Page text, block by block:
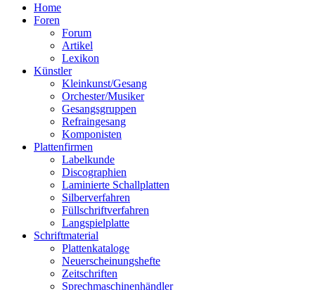
Home
Foren
Forum
Artikel
Lexikon
Künstler
Kleinkunst/Gesang
Orchester/Musiker
Gesangsgruppen
Refraingesang
Komponisten
Plattenfirmen
Labelkunde
Discographien
Laminierte Schallplatten
Silberverfahren
Füllschriftverfahren
Langspielplatte
Schriftmaterial
Plattenkataloge
Neuerscheinungshefte
Zeitschriften
Sprechmaschinenhändler